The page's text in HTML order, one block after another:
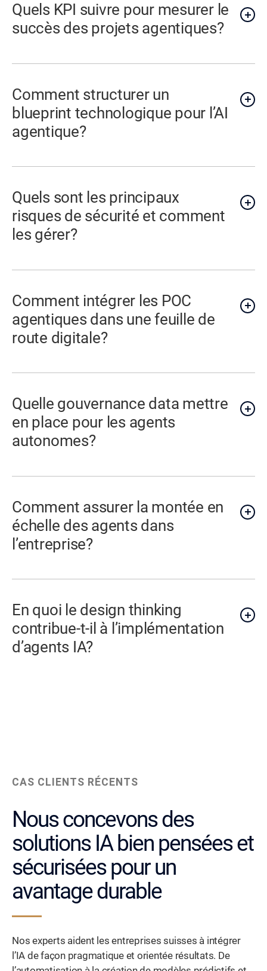
Quels KPI suivre pour mesurer le
succès des projets agentiques?
Comment structurer un
blueprint technologique pour l’AI
agentique?
Quels sont les principaux
risques de sécurité et comment
les gérer?
Comment intégrer les POC
agentiques dans une feuille de
route digitale?
Quelle gouvernance data mettre
en place pour les agents
autonomes?
Comment assurer la montée en
échelle des agents dans
l’entreprise?
En quoi le design thinking
contribue-t-il à l’implémentation
d’agents IA?
CAS CLIENTS RÉCENTS
Nous concevons des
solutions IA bien pensées et
sécurisées pour un
avantage durable
Nos experts aident les entreprises suisses à intégrer
l’IA de façon pragmatique et orientée résultats. De